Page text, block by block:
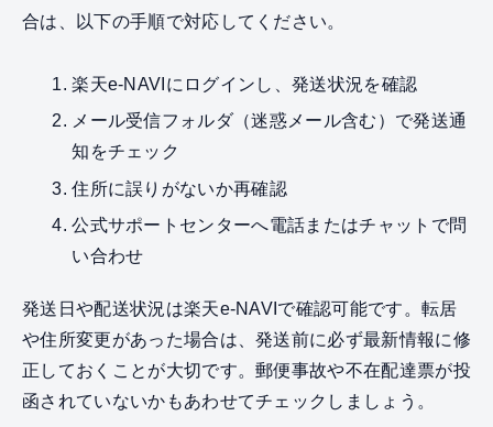
合は、以下の手順で対応してください。
楽天e-NAVIにログインし、発送状況を確認
メール受信フォルダ（迷惑メール含む）で発送通
知をチェック
住所に誤りがないか再確認
公式サポートセンターへ電話またはチャットで問
い合わせ
発送日や配送状況は楽天e-NAVIで確認可能です。転居
や住所変更があった場合は、発送前に必ず最新情報に修
正しておくことが大切です。郵便事故や不在配達票が投
函されていないかもあわせてチェックしましょう。